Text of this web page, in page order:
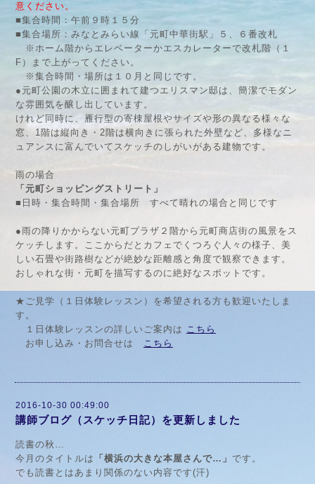
意ください。
■集合時間：午前９時１５分
■集合場所：みなとみらい線「元町中華街駅」５、６番改札
※ホーム階からエレベーターかエスカレーターで改札階（１
F）まで上がってください。
※集合時間・場所は１０月と同じです。
●元町公園の木立に囲まれて建つエリスマン邸は、簡潔でモダン
な雰囲気を醸し出しています。
けれど同時に、雁行型の寄棟屋根やサイズや形の異なる様々な
窓、1階は縦向き・2階は横向きに張られた外壁など、多様なニ
ュアンスに富んでいてスケッチのしがいがある建物です。
雨の場合
「元町ショッピングストリート」
■日時・ 集合時間・ 集合場所 すべて晴れの場合と同じです
●雨の降りかからない元町プラザ２階から元町商店街の風景をス
ケッチします。ここからだとカフェでくつろぐ人々の様子、美
しい石畳や街路樹などが絶妙な距離感と角度で観察できます。
おしゃれな街・元町を描写するのに絶好なスポットです。
★ご見学（１日体験レッスン）を希望される方も歓迎いたしま
す。
１日体験レッスンの詳しいご案内は こちら
お申し込み・お問合せは こちら
2016-10-30 00:49:00
講師ブログ（スケッチ日記）を更新しました
読書の秋…
今月のタイトルは 「横浜の大きな本屋さんで…」 です。
でも読書とはあまり関係のない内容です(汗)